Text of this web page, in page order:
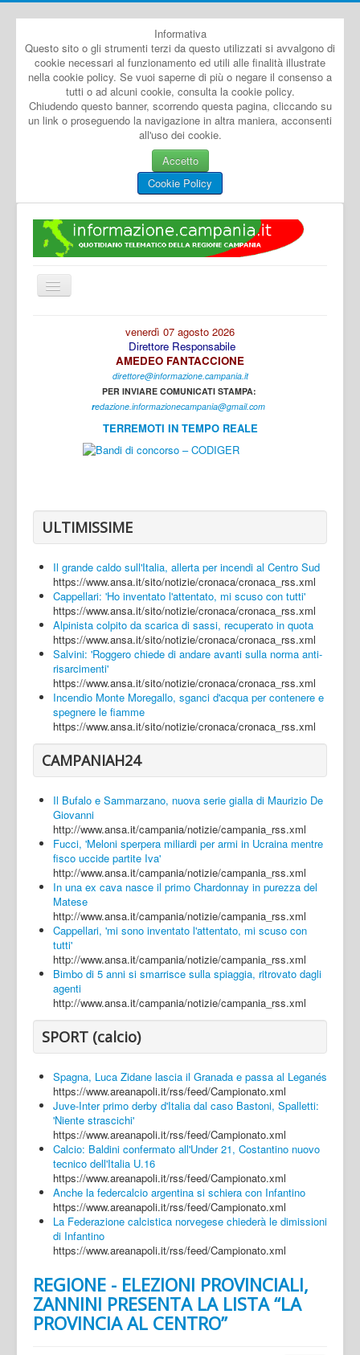
Informativa
Questo sito o gli strumenti terzi da questo utilizzati si avvalgono di
cookie necessari al funzionamento ed utili alle finalità illustrate
nella cookie policy. Se vuoi saperne di più o negare il consenso a
tutti o ad alcuni cookie, consulta la cookie policy.
Chiudendo questo banner, scorrendo questa pagina, cliccando su
un link o proseguendo la navigazione in altra maniera, acconsenti
all'uso dei cookie.
Accetto
Cookie Policy
Cambia
navigazione
Caserta
Napoli
Salerno
Login
venerdì 07 agosto 2026
Direttore Responsabile
AMEDEO FANTACCIONE
direttore@informazione.campania.it
PER INVIARE COMUNICATI STAMPA:
redazione.informazionecampania@gmail.com
TERREMOTI IN TEMPO REALE
ULTIMISSIME
Il grande caldo sull'Italia, allerta per incendi al Centro Sud
https://www.ansa.it/sito/notizie/cronaca/cronaca_rss.xml
Cappellari: 'Ho inventato l'attentato, mi scuso con tutti'
https://www.ansa.it/sito/notizie/cronaca/cronaca_rss.xml
Alpinista colpito da scarica di sassi, recuperato in quota
https://www.ansa.it/sito/notizie/cronaca/cronaca_rss.xml
Salvini: 'Roggero chiede di andare avanti sulla norma anti-
risarcimenti'
https://www.ansa.it/sito/notizie/cronaca/cronaca_rss.xml
Incendio Monte Moregallo, sganci d'acqua per contenere e
spegnere le fiamme
https://www.ansa.it/sito/notizie/cronaca/cronaca_rss.xml
CAMPANIAH24
Il Bufalo e Sammarzano, nuova serie gialla di Maurizio De
Giovanni
http://www.ansa.it/campania/notizie/campania_rss.xml
Fucci, 'Meloni sperpera miliardi per armi in Ucraina mentre
fisco uccide partite Iva'
http://www.ansa.it/campania/notizie/campania_rss.xml
In una ex cava nasce il primo Chardonnay in purezza del
Matese
http://www.ansa.it/campania/notizie/campania_rss.xml
Cappellari, 'mi sono inventato l'attentato, mi scuso con
tutti'
http://www.ansa.it/campania/notizie/campania_rss.xml
Bimbo di 5 anni si smarrisce sulla spiaggia, ritrovato dagli
agenti
http://www.ansa.it/campania/notizie/campania_rss.xml
SPORT (calcio)
Spagna, Luca Zidane lascia il Granada e passa al Leganés
https://www.areanapoli.it/rss/feed/Campionato.xml
Juve-Inter primo derby d'Italia dal caso Bastoni, Spalletti:
'Niente strascichi'
https://www.areanapoli.it/rss/feed/Campionato.xml
Calcio: Baldini confermato all'Under 21, Costantino nuovo
tecnico dell'Italia U.16
https://www.areanapoli.it/rss/feed/Campionato.xml
Anche la federcalcio argentina si schiera con Infantino
https://www.areanapoli.it/rss/feed/Campionato.xml
La Federazione calcistica norvegese chiederà le dimissioni
di Infantino
https://www.areanapoli.it/rss/feed/Campionato.xml
REGIONE - ELEZIONI PROVINCIALI,
ZANNINI PRESENTA LA LISTA “LA
PROVINCIA AL CENTRO”